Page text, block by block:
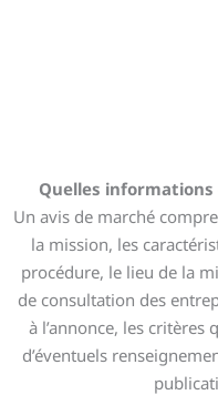
Quelles
Un avis de marché
la mission, les
procédure, le lieu de la
de consultation des
à l’annonce, les critères
d’éventuels